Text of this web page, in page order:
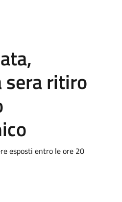
sera ritiro
esposti entro le ore 20